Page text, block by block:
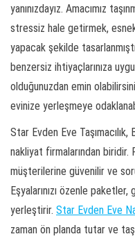
yanınızdayız. Amacımız
stressiz hale getirmek,
yapacak şekilde
benzersiz ihtiyaçlarınıza
olduğunuzdan emin
evinize yerleşmeye
Star Evden Eve
nakliyat firmalarından
müşterilerine güvenilir ve
Eşyalarınızı özenle
yerleştirir. Star Evden Eve
zaman ön planda tutar ve